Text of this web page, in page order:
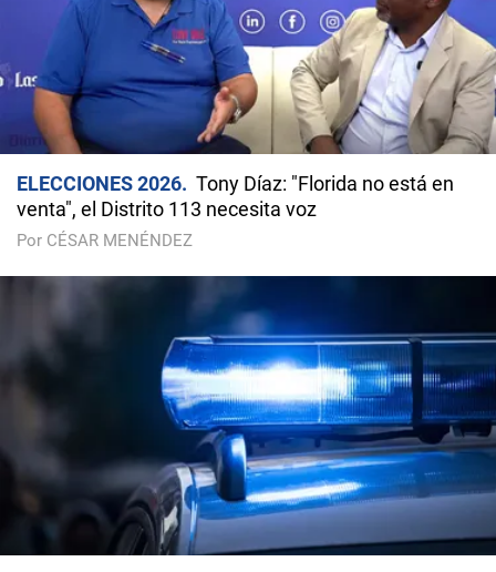
ELECCIONES 2026
Tony Díaz: "Florida no está en
venta", el Distrito 113 necesita voz
Por CÉSAR MENÉNDEZ